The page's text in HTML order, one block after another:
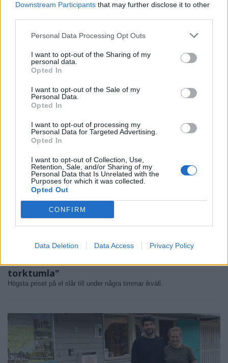
Downstream Participants that may further disclose it to other
Personal Data Processing Opt Outs
I want to opt-out of the Sharing of my
personal data.
Opted In
I want to opt-out of the Sale of my
Personal Data.
Opted In
I want to opt-out of processing my
Personal Data for Targeted Advertising.
Opted In
I want to opt-out of Collection, Use,
Retention, Sale, and/or Sharing of my
Personal Data that Is Unrelated with the
Purposes for which it was collected.
Opted Out
CONFIRM
Data Deletion Data Access Privacy Policy
NYHETER 2026-07-01 KL. 20:40
Ljungby NU – på papper och digitalt
NYHETER 2026-06-30 KL. 14:46
Ikväll slås sommarrekordet: "Undvik att
torktumla"
Högsta priset på el slår till under några timmar ikväll.